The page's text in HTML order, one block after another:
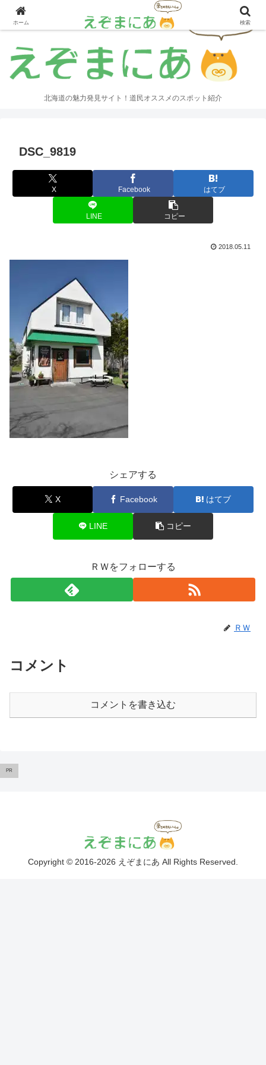
北海道の魅力発見サイト！道民オススメのスポット紹介
DSC_9819
X Facebook はてブ
LINE コピー
2018.05.11
シェアする
X Facebook はてブ
LINE コピー
ＲＷをフォローする
ＲＷ
コメント
コメントを書き込む
PR
Copyright © 2016-2026 えぞまにあ All Rights Reserved.
ホーム 検索